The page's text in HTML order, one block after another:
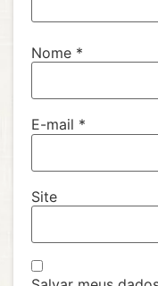
Nome *
E-mail *
Site